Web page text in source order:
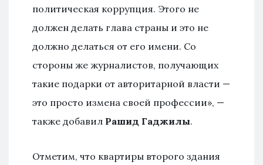
политическая коррупция. Этого не
должен делать глава страны и это не
должно делаться от его имени. Со
стороны же журналистов, получающих
такие подарки от авторитарной власти —
это просто измена своей профессии», —
также добавил Рашид Гаджилы.
Отметим, что квартиры второго здания